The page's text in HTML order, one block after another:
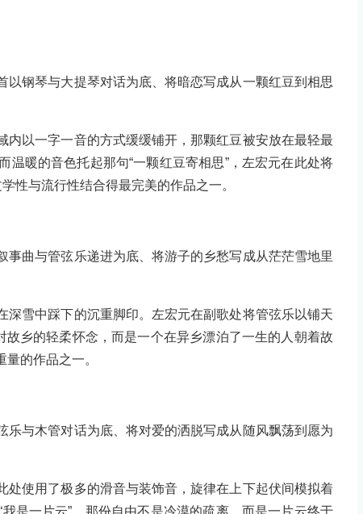
钢琴与大提琴对话为底、将暗恋写成从一颗红豆到相思
以一字一音的方式缓缓铺开，那颗红豆被安放在最轻最
暖的音色托起那句“一颗红豆寄相思”，左宏元在此处将
性与流行性结合得最完美的作品之一。
曲与管弦乐递进为底、将游子的乡愁写成从茫茫雪地里
雪中踩下的沉重脚印。左宏元在副歌处将管弦乐以铺天
乡的轻柔怀念，而是一个在异乡漂泊了一生的人朝着故
的作品之一。
与木管对话为底、将对爱的洒脱写成从随风飘荡到愿为
使用了极多的滑音与装饰音，旋律在上下起伏间模拟着